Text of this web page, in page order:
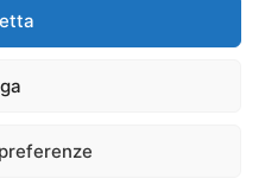
Cooperativa a r.l. è
di Comunicazione al
srl–info@ladigitale.it